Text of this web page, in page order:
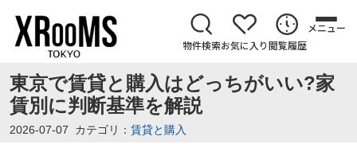
物件検索お気に入り閲覧履歴
メニュー
東京で賃貸と購入はどっちがいい?家
賃別に判断基準を解説
2026-07-07 カテゴリ： 賃貸と購入